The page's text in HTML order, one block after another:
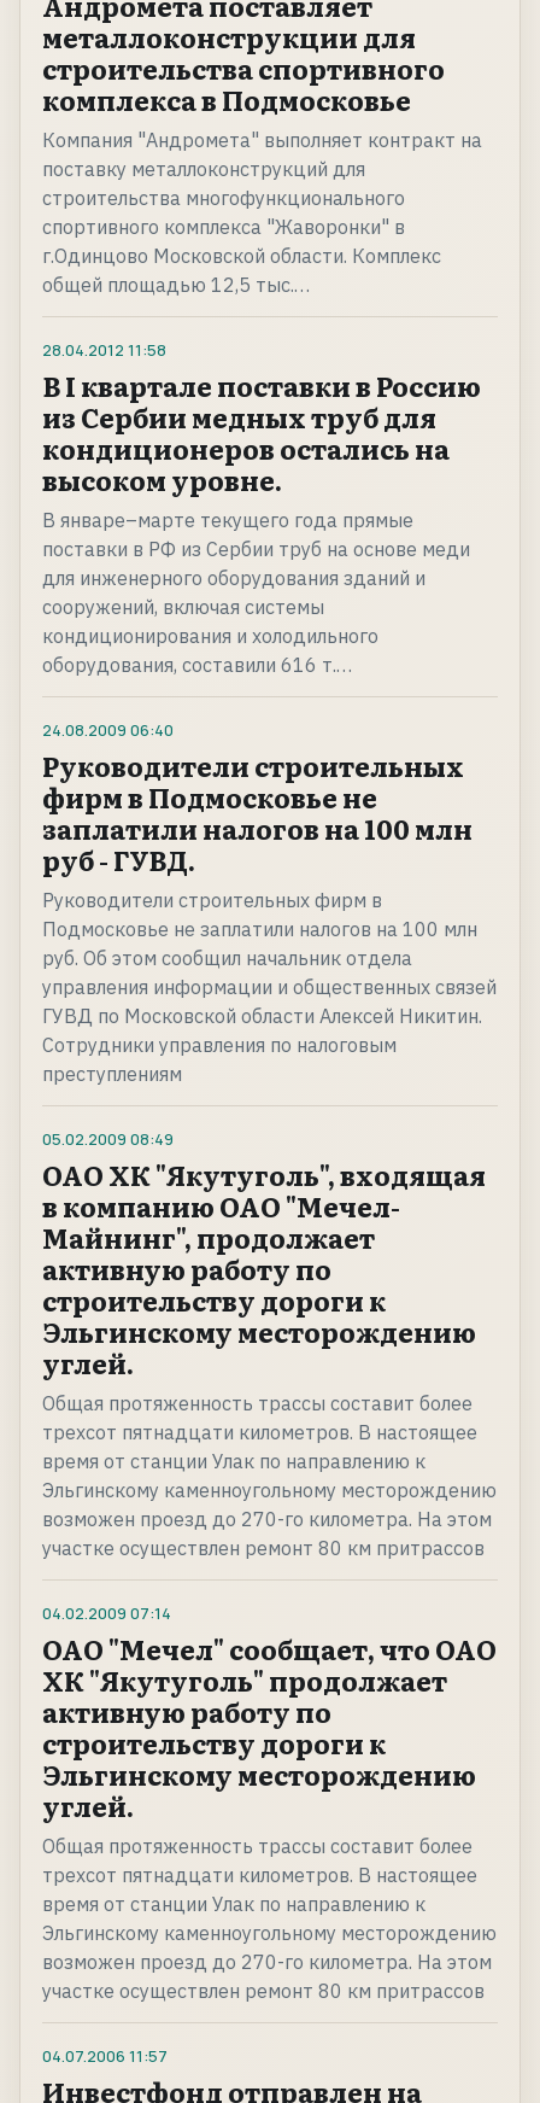
металлоконструкции для
строительства спортивного
комплекса в Подмосковье
Компания "Андромета" выполняет контракт на
поставку металлоконструкций для
строительства многофункционального
спортивного комплекса "Жаворонки" в
г.Одинцово Московской области. Комплекс
общей площадью 12,5 тыс.…
28.04.2012 11:58
В I квартале поставки в Россию
из Сербии медных труб для
кондиционеров остались на
высоком уровне.
В январе–марте текущего года прямые
поставки в РФ из Сербии труб на основе меди
для инженерного оборудования зданий и
сооружений, включая системы
кондиционирования и холодильного
оборудования, составили 616 т.…
24.08.2009 06:40
Руководители строительных
фирм в Подмосковье не
заплатили налогов на 100 млн
руб - ГУВД.
Руководители строительных фирм в
Подмосковье не заплатили налогов на 100 млн
руб. Об этом сообщил начальник отдела
управления информации и общественных связей
ГУВД по Московской области Алексей Никитин.
Сотрудники управления по налоговым
преступлениям
05.02.2009 08:49
ОАО ХК "Якутуголь", входящая
в компанию ОАО "Мечел-
Майнинг", продолжает
активную работу по
строительству дороги к
Эльгинскому месторождению
углей.
Общая протяженность трассы составит более
трехсот пятнадцати километров. В настоящее
время от станции Улак по направлению к
Эльгинскому каменноугольному месторождению
возможен проезд до 270-го километра. На этом
участке осуществлен ремонт 80 км притрассов
04.02.2009 07:14
ОАО "Мечел" сообщает, что ОАО
ХК "Якутуголь" продолжает
активную работу по
строительству дороги к
Эльгинскому месторождению
углей.
Общая протяженность трассы составит более
трехсот пятнадцати километров. В настоящее
время от станции Улак по направлению к
Эльгинскому каменноугольному месторождению
возможен проезд до 270-го километра. На этом
участке осуществлен ремонт 80 км притрассов
04.07.2006 11:57
Инвестфонд отправлен на